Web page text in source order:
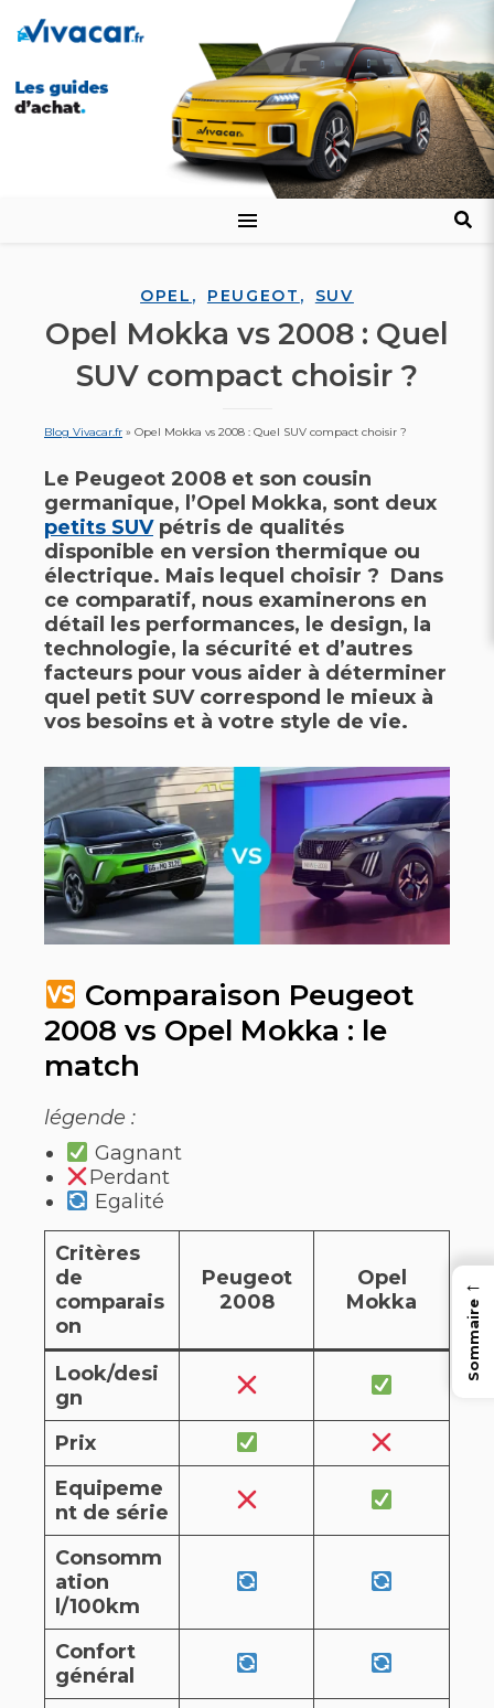
OPEL , PEUGEOT , SUV
Opel Mokka vs 2008 : Quel
SUV compact choisir ?
Blog Vivacar.fr » Opel Mokka vs 2008 : Quel SUV compact choisir ?
Le Peugeot 2008 et son cousin
germanique, l’Opel Mokka, sont deux
petits SUVpétris de qualités
disponible en version thermique ou
électrique. Mais lequel choisir ? Dans
ce comparatif, nous examinerons en
détail les performances, le design, la
technologie, la sécurité et d’autres
facteurs pour vous aider à déterminer
quel petit SUV correspond le mieux à
vos besoins et à votre style de vie.
Comparaison Peugeot
2008 vs Opel Mokka : le
match
légende :
Gagnant
Perdant
Egalité
Critères
de
comparais
on
Peugeot
2008
Opel
Mokka
Look/desi
gn
Prix
Equipeme
nt de série
Consomm
ation
l/100km
Confort
général
←
Sommaire